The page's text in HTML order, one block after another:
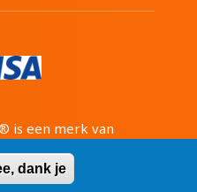
is een merk van
dank je